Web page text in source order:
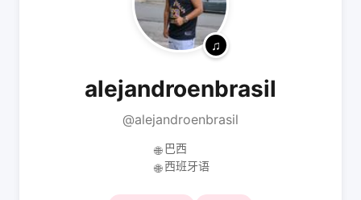
alejandroenbrasil
@alejandroenbrasil
🌐 巴西
🌐 西班牙语